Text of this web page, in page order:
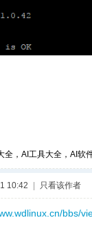
全，AI工具大全，AI软
10:42 只看该作者
bbs/